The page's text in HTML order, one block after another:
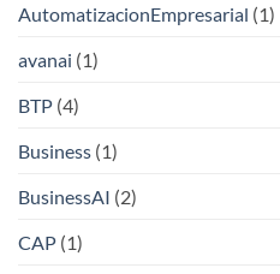
AutomatizacionEmpresarial (1)
avanai (1)
BTP (4)
Business (1)
BusinessAI (2)
CAP (1)